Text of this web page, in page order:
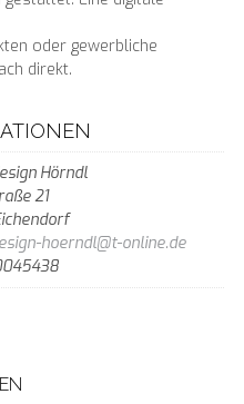
oder gewerbliche
direkt.
Hörndl
21
hoerndl@t-online.de